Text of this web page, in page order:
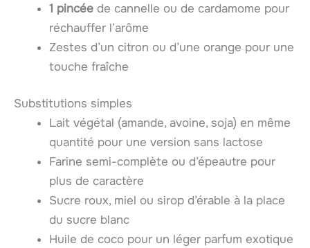
1 pincée de cannelle ou de cardamome pour
réchauffer l’arôme
Zestes d’un citron ou d’une orange pour une
touche fraîche
Substitutions simples
Lait végétal (amande, avoine, soja) en même
quantité pour une version sans lactose
Farine semi-complète ou d’épeautre pour
plus de caractère
Sucre roux, miel ou sirop d’érable à la place
du sucre blanc
Huile de coco pour un léger parfum exotique